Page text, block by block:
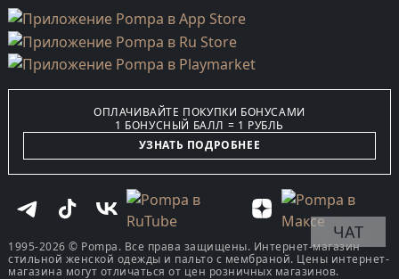
ОПЛАЧИВАЙТЕ ПОКУПКИ БОНУСАМИ
1 БОНУСНЫЙ БАЛЛ = 1 РУБЛЬ
УЗНАТЬ ПОДРОБНЕЕ
1995-2026 © Pompa. Все права защищены. Интернет-магазин
стильной женской одежды и пальто с мембраной. Цены интернет-
магазина могут отличаться от цен розничных магазинов.
ЧАТ